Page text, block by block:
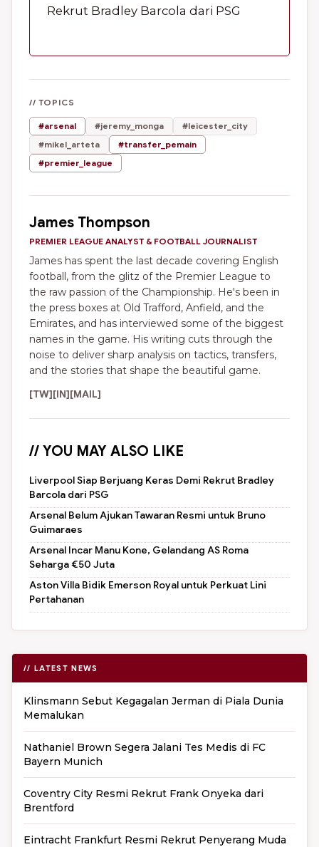
// LATEST NEWS
Klinsmann Sebut Kegagalan Jerman di Piala Dunia
Memalukan
Nathaniel Brown Segera Jalani Tes Medis di FC
Bayern Munich
Coventry City Resmi Rekrut Frank Onyeka dari
Brentford
Eintracht Frankfurt Resmi Rekrut Penyerang Muda
Rekrut Bradley Barcola dari PSG
// TOPICS
#arsenal #jeremy_monga
#leicester_city
#mikel_arteta
#transfer_pemain
#premier_league
James Thompson
PREMIER LEAGUE ANALYST & FOOTBALL JOURNALIST
James has spent the last decade covering English
football, from the glitz of the Premier League to
the raw passion of the Championship. He's been in
the press boxes at Old Trafford, Anfield, and the
Emirates, and has interviewed some of the biggest
names in the game. His writing cuts through the
noise to deliver sharp analysis on tactics, transfers,
and the stories that shape the beautiful game.
[TW][IN][MAIL]
// YOU MAY ALSO LIKE
Liverpool Siap Berjuang Keras Demi Rekrut Bradley
Barcola dari PSG
Arsenal Belum Ajukan Tawaran Resmi untuk Bruno
Guimaraes
Arsenal Incar Manu Kone, Gelandang AS Roma
Seharga €50 Juta
Aston Villa Bidik Emerson Royal untuk Perkuat Lini
Pertahanan